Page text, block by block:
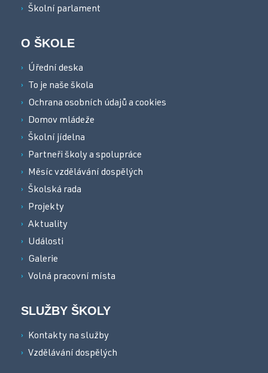
Školní parlament
O ŠKOLE
Úřední deska
To je naše škola
Ochrana osobních údajů a cookies
Domov mládeže
Školní jídelna
Partneři školy a spolupráce
Měsíc vzdělávání dospělých
Školská rada
Projekty
Aktuality
Události
Galerie
Volná pracovní místa
SLUŽBY ŠKOLY
Kontakty na služby
Vzdělávání dospělých